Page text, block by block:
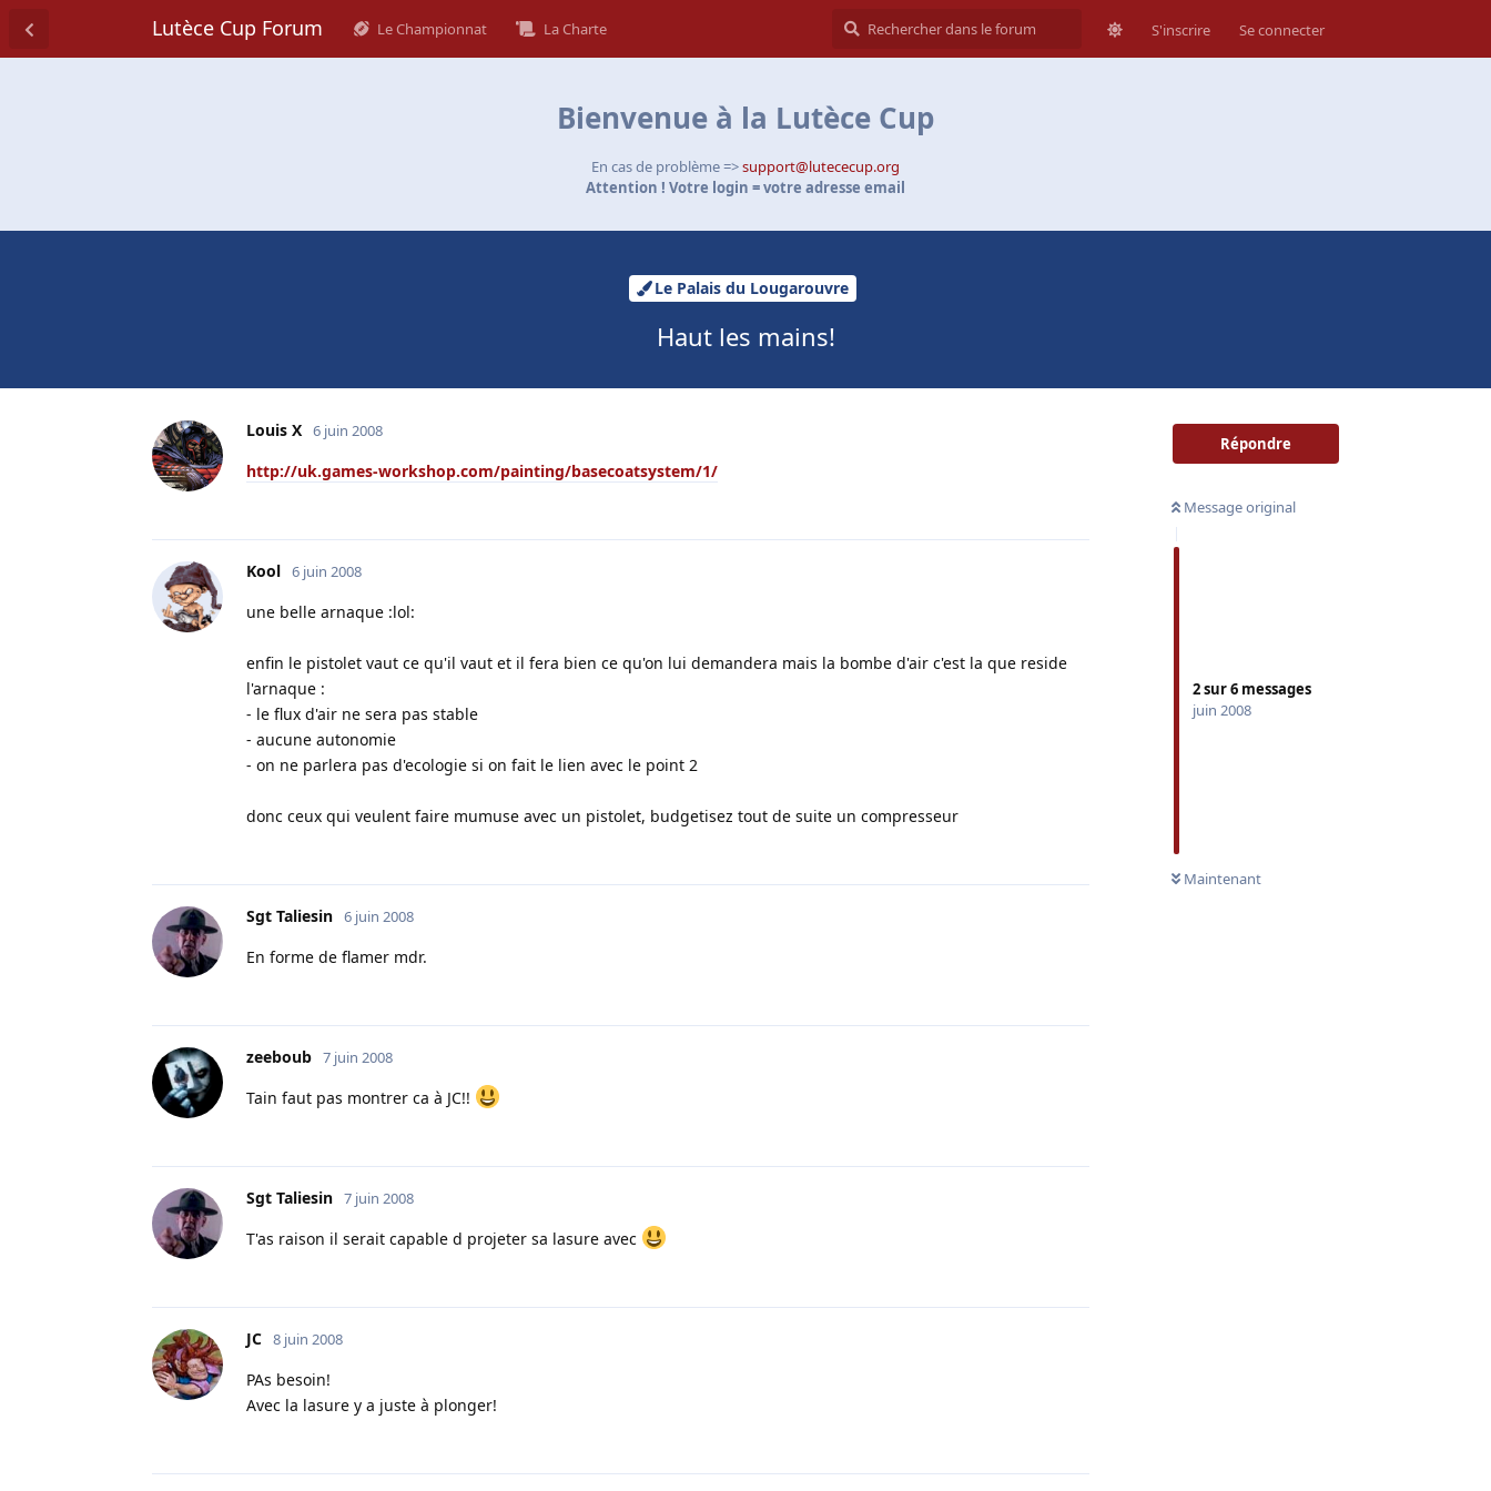
Lutèce Cup Forum Le Championnat La Charte S'inscrire Se connecter
Bienvenue à la Lutèce Cup
En cas de problème =>support@lutececup.org
Attention ! Votre login = votre adresse email
Le Palais du Lougarouvre
Haut les mains!
Répondre
Message original
2sur6 messages
juin 2008
Maintenant
Louis X 6 juin 2008
http://uk.games-workshop.com/painting/basecoatsystem/1/
Kool 6 juin 2008
une belle arnaque :lol:
enfin le pistolet vaut ce qu'il vaut et il fera bien ce qu'on lui demandera mais la bombe d'air c'est la que reside
l'arnaque :
- le flux d'air ne sera pas stable
- aucune autonomie
- on ne parlera pas d'ecologie si on fait le lien avec le point 2
donc ceux qui veulent faire mumuse avec un pistolet, budgetisez tout de suite un compresseur
Sgt Taliesin 6 juin 2008
En forme de flamer mdr.
zeeboub 7 juin 2008
Tain faut pas montrer ca à JC!!
Sgt Taliesin 7 juin 2008
T'as raison il serait capable d projeter sa lasure avec
JC 8 juin 2008
PAs besoin!
Avec la lasure y a juste à plonger!